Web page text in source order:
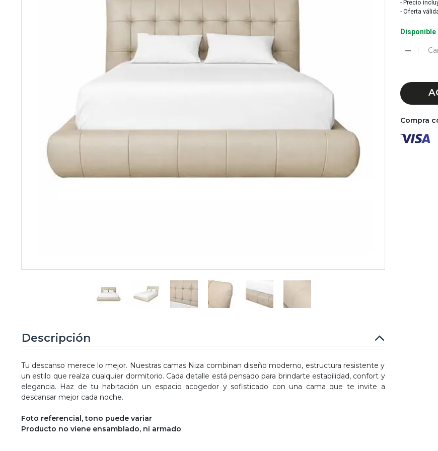
- Precio
- Oferta
Disponible
Compra
Descripción
Tu descanso merece lo mejor. Nuestras camas Niza combinan diseño moderno, estructura resistente y
un estilo que realza cualquier dormitorio. Cada detalle está pensado para brindarte estabilidad, confort y
elegancia. Haz de tu habitación un espacio acogedor y sofisticado con una cama que te invite a
descansar mejor cada noche.
Foto referencial, tono puede variar
Producto no viene ensamblado, ni armado